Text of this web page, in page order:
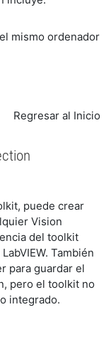
mismo ordenador
Regresar al Inicio
, puede crear
Vision
del toolkit
También
para guardar el
pero el toolkit no
integrado.